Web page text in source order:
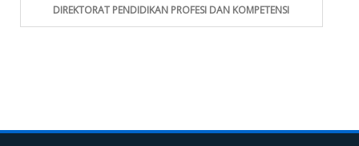
DIREKTORAT PENDIDIKAN PROFESI DAN KOMPETENSI